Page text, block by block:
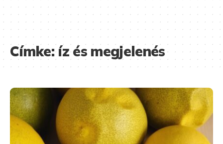
Címke:íz és megjelenés